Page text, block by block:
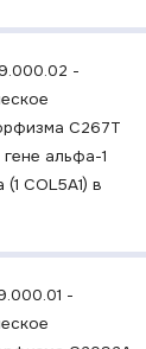
-
C267T
альфа-1
COL5A1) в
-